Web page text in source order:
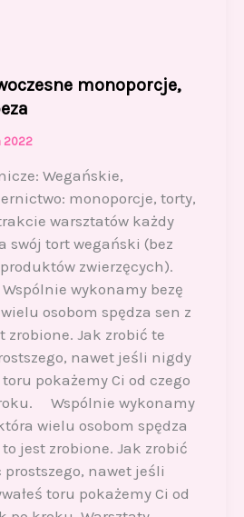
monoporcje,
2022
Wegańskie,
monoporcje, torty,
warsztatów każdy
swój tort wegański (bez
produktów zwierzęcych).
bezę
osobom spędza sen z
zrobione. Jak zrobić te
nawet jeśli nigdy
pokażemy Ci od czego
Wspólnie wykonamy
wielu osobom spędza
jest zrobione. Jak zrobić
nawet jeśli
toru pokażemy Ci od